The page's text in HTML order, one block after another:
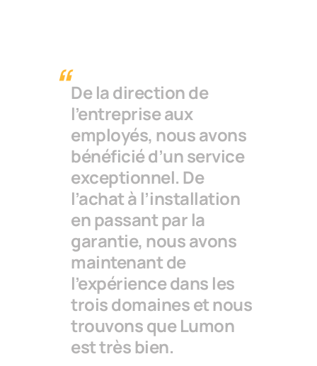
De la direction de
l’entreprise aux
employés, nous avons
bénéficié d’un service
exceptionnel. De
l’achat à l’installation
en passant par la
garantie, nous avons
maintenant de
l’expérience dans les
trois domaines et nous
trouvons que Lumon
est très bien.